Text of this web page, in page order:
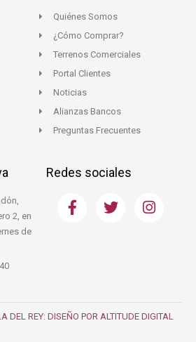
Quiénes Somos
¿Cómo Comprar?
Terrenos Comerciales
Portal Clientes
Noticias
Alianzas Bancos
Preguntas Frecuentes
2, en
de
Redes sociales
F
a
k
T
w
I
n
a
m
DEL REY: DISEÑO POR ALTITUDE DIGITAL